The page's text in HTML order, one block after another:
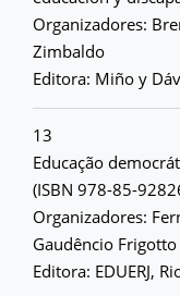
Organizadores:
Zimbaldo
Editora: Miño y
13
Educação
(ISBN 978-85-
Organizadores:
Gaudêncio Frigotto
Editora: EDUERJ,